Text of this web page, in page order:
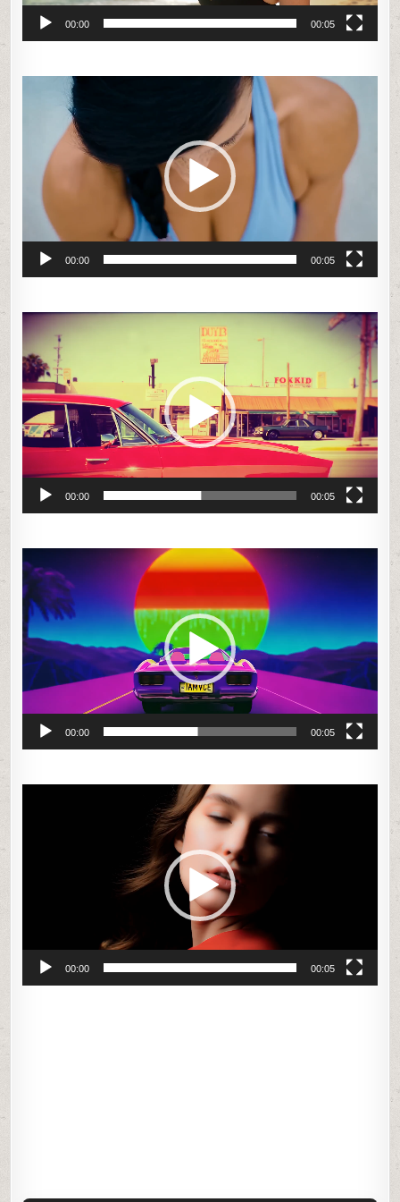
00:00 00:05
Odtwarzacz
video
00:00 00:05
Odtwarzacz
video
00:00 00:05
Odtwarzacz
00:00 00:05
Odtwarzacz
video
00:00 00:05